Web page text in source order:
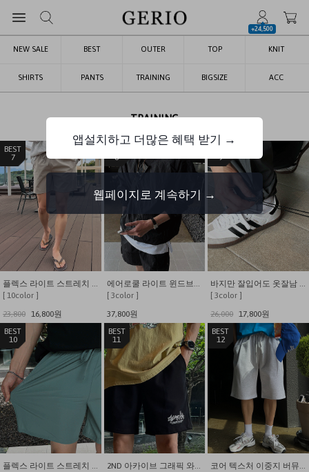
+24,500
NEW SALE BEST OUTER TOP KNIT
SHIRTS PANTS TRAINING BIGSIZE ACC
TRAINING
7
플렉스 라이트 스트레치 나일론 7인치 쇼츠
[ 10color ]
23,800 16,800원
8
에어로쿨 라이트 윈드브레이커 바람막이
[ 3color ]
37,800원
9
바지만 잘입어도 옷잘남 무릎핀턱 스트링 와이드 팬츠
[ 3color ]
26,000 17,800원
10
플렉스 라이트 스트레치 나일론 7인치 쇼츠
11
2ND 아카이브 그래픽 와이드 쇼츠
12
코어 텍스처 이중지 버뮤다 팬츠
앱설치하고 더많은 혜택 받기 →
웹페이지로 계속하기 →